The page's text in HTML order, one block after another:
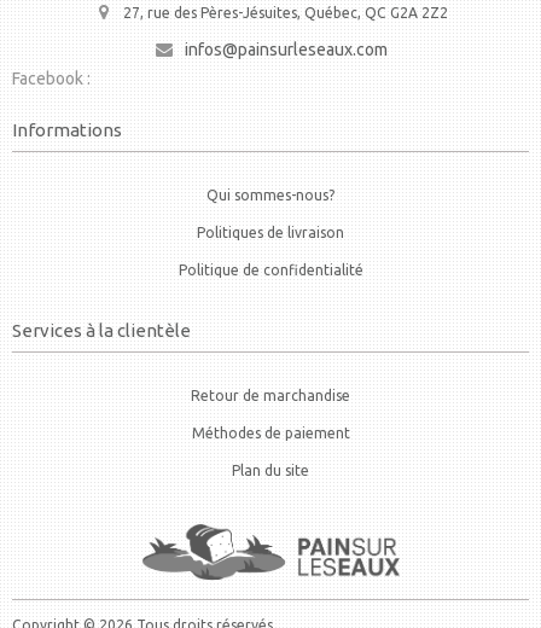
27, rue des Pères-Jésuites, Québec, QC G2A 2Z2
infos@painsurleseaux.com
Facebook :
Informations
Qui sommes-nous?
Politiques de livraison
Politique de confidentialité
Services à la clientèle
Retour de marchandise
Méthodes de paiement
Plan du site
Copyright © 2026 Tous droits réservés.